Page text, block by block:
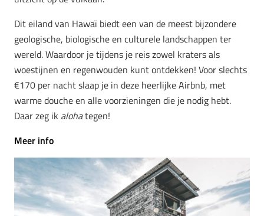
Dit eiland van Hawaï biedt een van de meest bijzondere
geologische, biologische en culturele landschappen ter
wereld. Waardoor je tijdens je reis zowel kraters als
woestijnen en regenwouden kunt ontdekken! Voor slechts
€170 per nacht slaap je in deze heerlijke Airbnb, met
warme douche en alle voorzieningen die je nodig hebt.
Daar zeg ik alohategen!
Meer info